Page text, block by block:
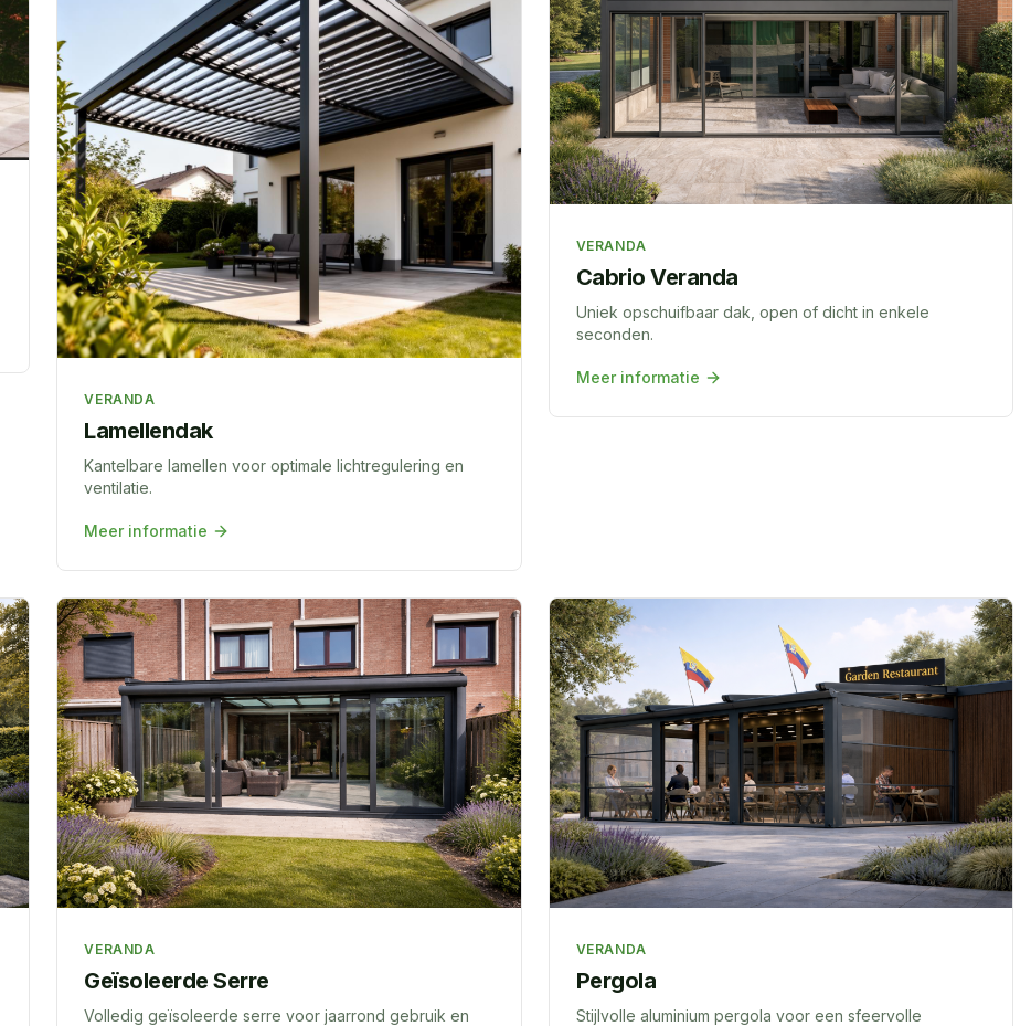
VERANDA
Lamellendak
Kantelbare lamellen voor optimale lichtregulering en
ventilatie.
Meer informatie
VERANDA
Cabrio Veranda
Uniek opschuifbaar dak, open of dicht in enkele
seconden.
Meer informatie
VERANDA
Geïsoleerde Serre
Volledig geïsoleerde serre voor jaarrond gebruik en
VERANDA
Pergola
Stijlvolle aluminium pergola voor een sfeervolle